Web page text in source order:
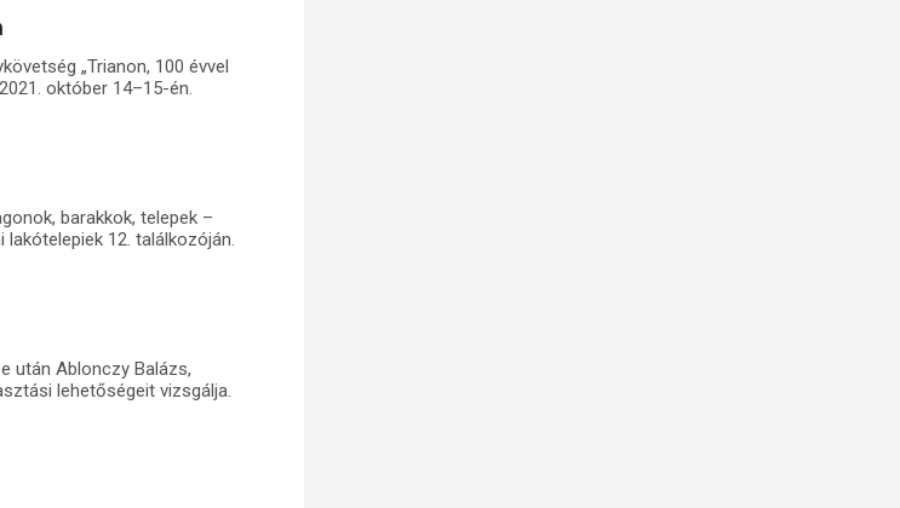
„Trianon, 100 évvel
október 14–15-én.
barakkok, telepek –
12. találkozóján.
után Ablonczy Balázs,
lehetőségeit vizsgálja.